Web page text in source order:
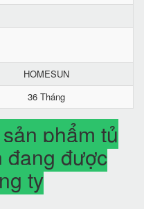
HOMESUN
36 Tháng
phẩm tủ
đang được
ty